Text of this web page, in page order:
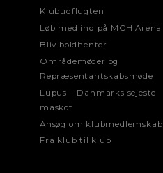
Klubudflugten
Løb med ind på MCH Arena
Bliv boldhenter
Områdemøder og
Repræsentantskabsmøde
Lupus – Danmarks sejeste
maskot
Ansøg om klubmedlemskab
Fra klub til klub